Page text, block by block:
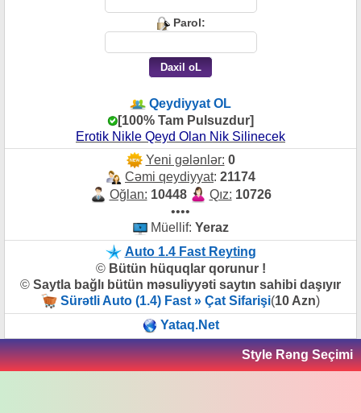
Parol:
Qeydiyyat OL
[100% Tam Pulsuzdur]
Erotik Nikle Qeyd Olan Nik Silinecek
Yeni gələnlər: 0
Cəmi qeydiyyat: 21174
Oğlan: 10448 Qız: 10726
••••
Müellif: Yeraz
Auto 1.4 Fast Reyting
© Bütün hüquqlar qorunur !
© Saytla bağlı bütün məsuliyyəti saytın sahibi daşıyır
Sürətli Auto (1.4) Fast » Çat Sifarişi(10 Azn)
Yataq.Net
Style Rəng Seçimi